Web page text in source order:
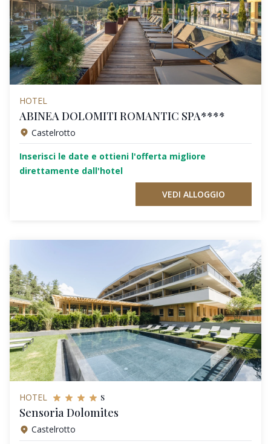
HOTEL
ABINEA DOLOMITI ROMANTIC SPA****
Castelrotto
Inserisci le date e ottieni l'offerta migliore
direttamente dall'hotel
VEDI ALLOGGIO
HOTEL s
Sensoria Dolomites
Castelrotto